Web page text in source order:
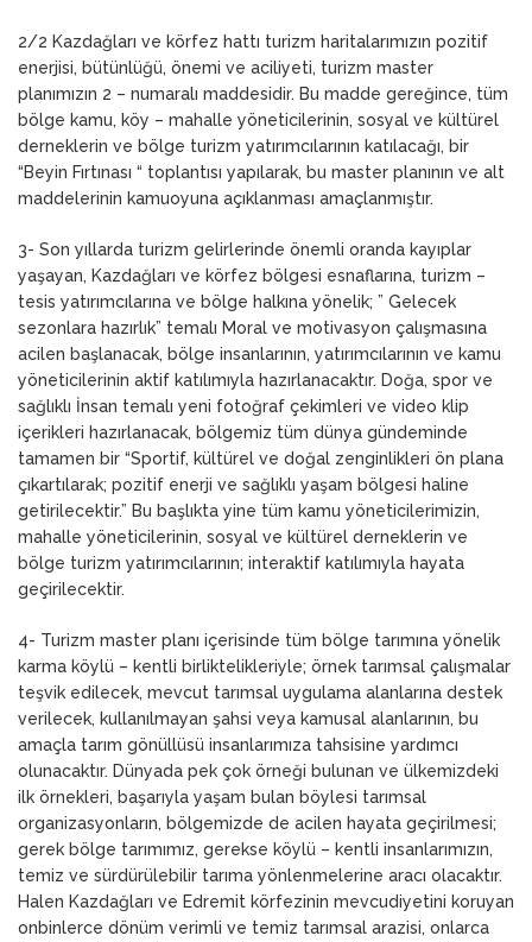
2/2 Kazdağları ve körfez hattı turizm haritalarımızın pozitif
enerjisi, bütünlüğü, önemi ve aciliyeti, turizm master
planımızın 2 – numaralı maddesidir. Bu madde gereğince, tüm
bölge kamu, köy – mahalle yöneticilerinin, sosyal ve kültürel
derneklerin ve bölge turizm yatırımcılarının katılacağı, bir
“Beyin Fırtınası “ toplantısı yapılarak, bu master planının ve alt
maddelerinin kamuoyuna açıklanması amaçlanmıştır.
3- Son yıllarda turizm gelirlerinde önemli oranda kayıplar
yaşayan, Kazdağları ve körfez bölgesi esnaflarına, turizm –
tesis yatırımcılarına ve bölge halkına yönelik; ” Gelecek
sezonlara hazırlık” temalı Moral ve motivasyon çalışmasına
acilen başlanacak, bölge insanlarının, yatırımcılarının ve kamu
yöneticilerinin aktif katılımıyla hazırlanacaktır. Doğa, spor ve
sağlıklı İnsan temalı yeni fotoğraf çekimleri ve video klip
içerikleri hazırlanacak, bölgemiz tüm dünya gündeminde
tamamen bir “Sportif, kültürel ve doğal zenginlikleri ön plana
çıkartılarak; pozitif enerji ve sağlıklı yaşam bölgesi haline
getirilecektir.” Bu başlıkta yine tüm kamu yöneticilerimizin,
mahalle yöneticilerinin, sosyal ve kültürel derneklerin ve
bölge turizm yatırımcılarının; interaktif katılımıyla hayata
geçirilecektir.
4- Turizm master planı içerisinde tüm bölge tarımına yönelik
karma köylü – kentli birliktelikleriyle; örnek tarımsal çalışmalar
teşvik edilecek, mevcut tarımsal uygulama alanlarına destek
verilecek, kullanılmayan şahsi veya kamusal alanlarının, bu
amaçla tarım gönüllüsü insanlarımıza tahsisine yardımcı
olunacaktır. Dünyada pek çok örneği bulunan ve ülkemizdeki
ilk örnekleri, başarıyla yaşam bulan böylesi tarımsal
organizasyonların, bölgemizde de acilen hayata geçirilmesi;
gerek bölge tarımımız, gerekse köylü – kentli insanlarımızın,
temiz ve sürdürülebilir tarıma yönlenmelerine aracı olacaktır.
Halen Kazdağları ve Edremit körfezinin mevcudiyetini koruyan
onbinlerce dönüm verimli ve temiz tarımsal arazisi, onlarca